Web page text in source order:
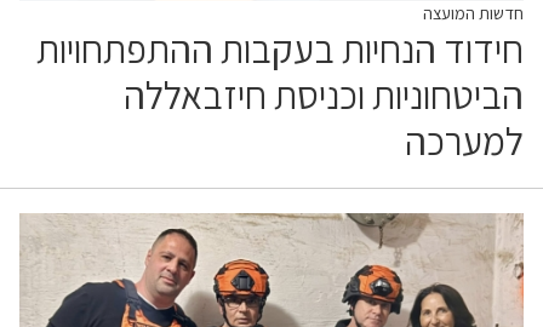
חדשות המועצה
חידוד הנחיות בעקבות ההתפתחויות
הביטחוניות וכניסת חיזבאללה
למערכה